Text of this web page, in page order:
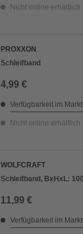
Nicht online erhältlich
PROXXON
Schleifband
4,99 €
Verfügbarkeit im
Nicht online erhältlich
WOLFCRAFT
Schleifband, BxHxL:
11,99 €
Verfügbarkeit im